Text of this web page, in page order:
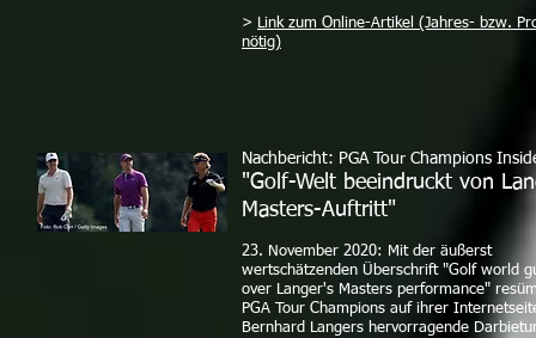
> Link zum Online-Artikel (Jahres- bzw.
nötig)
Nachbericht: PGA Tour Champions
"Golf-Welt beeindruckt von
Masters-Auftritt"
23. November 2020: Mit der äußerst
wertschätzenden Überschrift "Golf world
over Langer's Masters performance"
PGA Tour Champions auf ihrer
Bernhard Langers hervorragende